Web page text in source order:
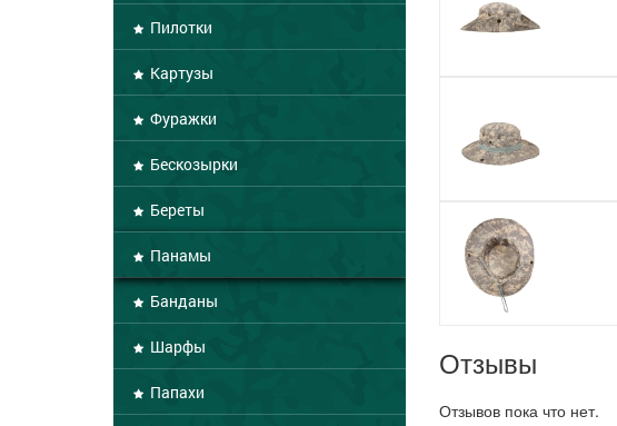
Пилотки
Картузы
Фуражки
Бескозырки
Береты
Панамы
Банданы
Шарфы
Папахи
Отзывы
Отзывов пока что нет.